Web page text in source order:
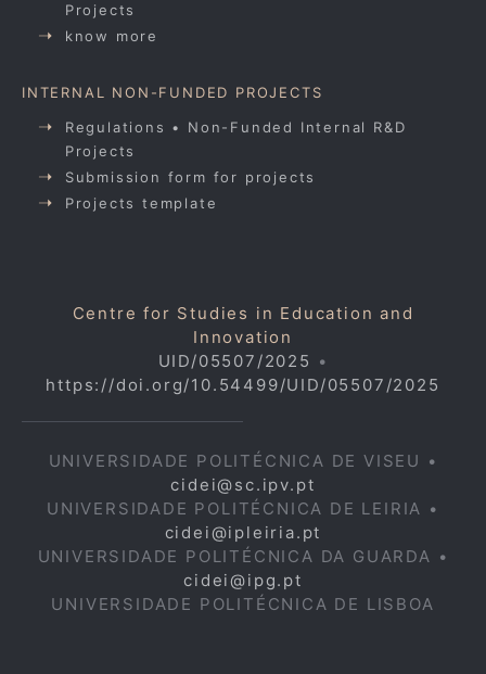
Projects
know more
INTERNAL NON-FUNDED PROJECTS
Regulations • Non-Funded Internal R&D
Projects
Submission form for projects
Projects template
Centre for Studies in Education and
Innovation
UID/05507/2025 •
https://doi.org/10.54499/UID/05507/2025
UNIVERSIDADE POLITÉCNICA DE VISEU •
cidei@sc.ipv.pt
UNIVERSIDADE POLITÉCNICA DE LEIRIA •
cidei@ipleiria.pt
UNIVERSIDADE POLITÉCNICA DA GUARDA •
cidei@ipg.pt
UNIVERSIDADE POLITÉCNICA DE LISBOA